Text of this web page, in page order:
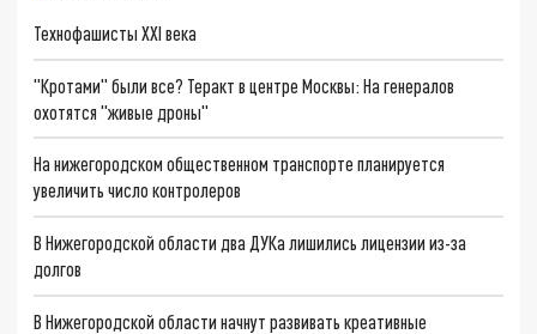
Технофашисты XXI века
"Кротами" были все? Теракт в центре Москвы: На генералов
охотятся "живые дроны"
На нижегородском общественном транспорте планируется
увеличить число контролеров
В Нижегородской области два ДУКа лишились лицензии из-за
долгов
В Нижегородской области начнут развивать креативные